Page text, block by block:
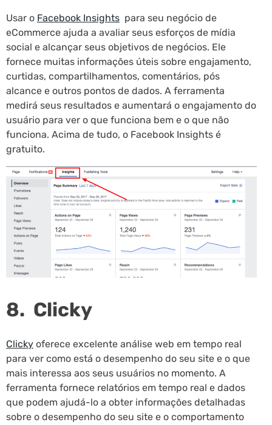
Usar o Facebook Insights para seu negócio de
eCommerce ajuda a avaliar seus esforços de mídia
social e alcançar seus objetivos de negócios. Ele
fornece muitas informações úteis sobre engajamento,
curtidas, compartilhamentos, comentários, pós
alcance e outros pontos de dados. A ferramenta
medirá seus resultados e aumentará o engajamento do
usuário para ver o que funciona bem e o que não
funciona. Acima de tudo, o Facebook Insights é
gratuito.
8. Clicky
Clicky oferece excelente análise web em tempo real
para ver como está o desempenho do seu site e o que
mais interessa aos seus usuários no momento. A
ferramenta fornece relatórios em tempo real e dados
que podem ajudá-lo a obter informações detalhadas
sobre o desempenho do seu site e o comportamento